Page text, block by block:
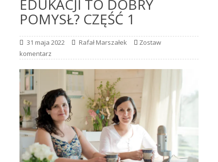
EDUKACJI TO DOBRY
POMYSŁ? CZĘŚĆ 1
31 maja 2022 Rafał Marszałek
Zostaw
komentarz